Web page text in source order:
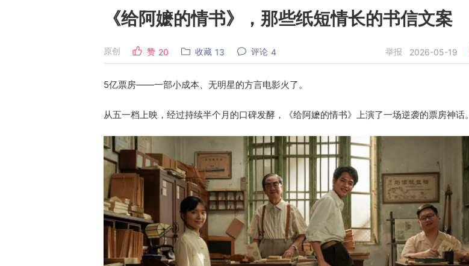
《给阿嬷的情书》，那些纸短情长的书信文案
原创 赞 20 收藏 13 评论 4 举报 2026-05-19
5亿票房——一部小成本、无明星的方言电影火了。
从五一档上映，经过持续半个月的口碑发酵，《给阿嬷的情书》上演了一场逆袭的票房神话。